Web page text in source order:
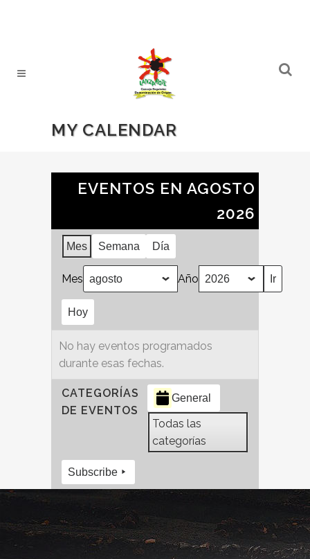
MY CALENDAR
EVENTOS EN AGOSTO
2026
Mes Semana Día
Mes Año
Hoy
No hay eventos programados
durante esas fechas.
CATEGORÍAS
DE EVENTOS
General
Todas las
categorías
Subscribe